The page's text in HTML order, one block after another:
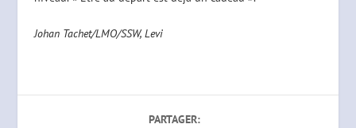
Johan Tachet/LMO/SSW, Levi
PARTAGER: